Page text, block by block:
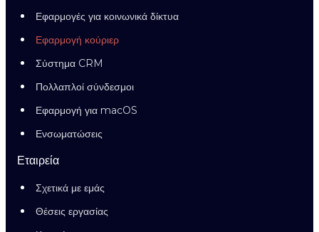
Εφαρμογές για κοινωνικά δίκτυα
Εφαρμογή κούριερ
Σύστημα CRM
Πολλαπλοί σύνδεσμοι
Εφαρμογή για macOS
Ενσωματώσεις
Εταιρεία
Σχετικά με εμάς
Θέσεις εργασίας